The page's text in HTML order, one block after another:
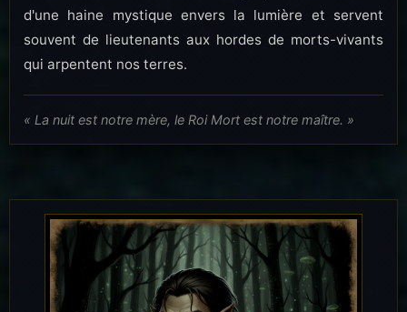
d'une haine mystique envers la lumière et servent
souvent de lieutenants aux hordes de morts-vivants
qui arpentent nos terres.
« La nuit est notre mère, le Roi Mort est notre maître. »